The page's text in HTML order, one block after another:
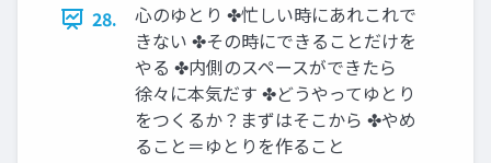
28.
心のゆとり ✤忙しい時にあれこれで
きない ✤その時にできることだけを
やる ✤内側のスペースができたら
徐々に本気だす ✤どうやってゆとり
をつくるか？まずはそこから ✤やめ
ること＝ゆとりを作ること